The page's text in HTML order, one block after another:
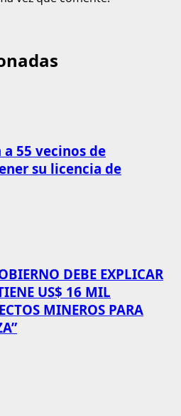
55 vecinos de
su licencia de
DEBE EXPLICAR
US$ 16 MIL
MINEROS PARA